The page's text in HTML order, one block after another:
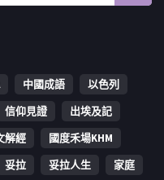
中國成語
以色列
信仰見證
出埃及記
解經
國度禾場KHM
妥拉 妥拉人生 家庭